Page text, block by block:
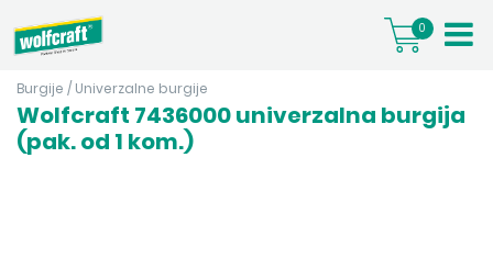
0
Burgije / Univerzalne burgije
Wolfcraft 7436000 univerzalna burgija
(pak. od 1 kom.)